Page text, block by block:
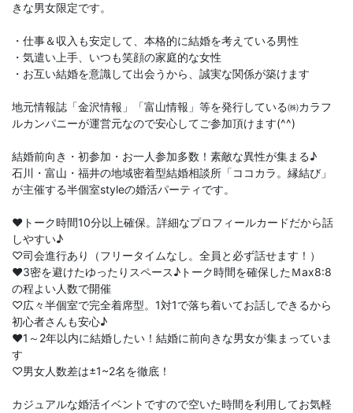
きな男女限定です。
・仕事＆収入も安定して、本格的に結婚を考えている男性
・気遣い上手、いつも笑顔の家庭的な女性
・お互い結婚を意識して出会うから、誠実な関係が築けます
地元情報誌「金沢情報」「富山情報」等を発行している㈱カラフ
ルカンパニーが運営元なので安心してご参加頂けます(^^)
結婚前向き・初参加・お一人参加多数！素敵な異性が集まる♪
石川・富山・福井の地域密着型結婚相談所「ココカラ。縁結び」
が主催する半個室styleの婚活パーティです。
♥トーク時間10分以上確保。詳細なプロフィールカードだから話
しやすい♪
♡司会進行あり（フリータイムなし。全員と必ず話せます！）
♥3密を避けたゆったりスペース♪トーク時間を確保したＭax8:8
の程よい人数で開催
♡広々半個室で完全着席型。1対1で落ち着いてお話しできるから
初心者さんも安心♪
♥1～2年以内に結婚したい！結婚に前向きな男女が集まっていま
す
♡男女人数差は±1~2名を徹底！
カジュアルな婚活イベントですので空いた時間を利用してお気軽